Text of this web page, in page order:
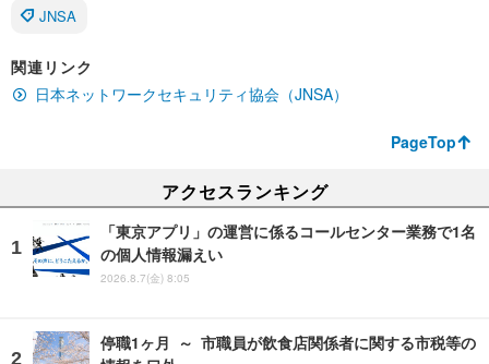
JNSA
関連リンク
日本ネットワークセキュリティ協会（JNSA）
PageTop
アクセスランキング
「東京アプリ」の運営に係るコールセンター業務で1名
の個人情報漏えい
2026.8.7(金) 8:05
停職1ヶ月 ～ 市職員が飲食店関係者に関する市税等の